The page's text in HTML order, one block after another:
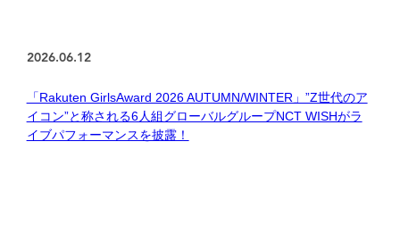
2026.06.12
「Rakuten GirlsAward 2026 AUTUMN/WINTER」”Z世代のア
イコン”と称される6人組グローバルグループNCT WISHがラ
イブパフォーマンスを披露！